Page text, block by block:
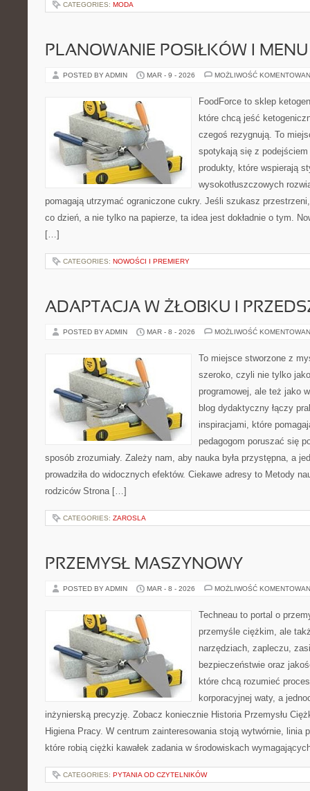
CATEGORIES: MODA
PLANOWANIE POSIŁKÓW I MENU
POSTED BY ADMIN MAR - 9 - 2026 MOŻLIWOŚĆ
FoodForce to sklep
które chcą jeść
czegoś rezygnują. To
spotykają się z
produkty, które wspierają
wysokotłuszczowych
pomagają utrzymać ograniczone cukry. Jeśli szukasz
co dzień, a nie tylko na papierze, ta idea jest dokładnie o tym.
[…]
CATEGORIES: NOWOŚCI I PREMIERY
ADAPTACJA W ŻŁOBKU I
POSTED BY ADMIN MAR - 8 - 2026 MOŻLIWOŚĆ
To miejsce stworzone z
szeroko, czyli nie tylko
programowej, ale też jako
blog dydaktyczny łączy
inspiracjami, które
pedagogom poruszać się
sposób zrozumiały. Zależy nam, aby nauka była przystępna, a
prowadziła do widocznych efektów. Ciekawe adresy to Metody
rodziców Strona […]
CATEGORIES: ZAROSLA
PRZEMYSŁ MASZYNOWY
POSTED BY ADMIN MAR - 8 - 2026 MOŻLIWOŚĆ
Techneau to portal o
przemyśle ciężkim, ale
narzędziach, zapleczu,
bezpieczeństwie oraz
które chcą rozumieć
korporacyjnej waty, a
inżynierską precyzję. Zobacz koniecznie Historia Przemysłu
Higiena Pracy. W centrum zainteresowania stoją wytwórnie, linia
które robią ciężki kawałek zadania w środowiskach
CATEGORIES: PYTANIA OD CZYTELNIKÓW